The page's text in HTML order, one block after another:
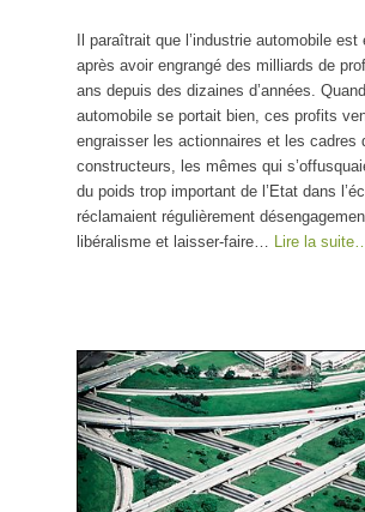
Il paraîtrait que l’industrie automobile est
après avoir engrangé des milliards de
ans depuis des dizaines d’années.
automobile se portait bien, ces profits
engraisser les actionnaires et les cadres
constructeurs, les mêmes qui
du poids trop important de l’Etat dans
réclamaient régulièrement
libéralisme et laisser-faire… Lire la suite…